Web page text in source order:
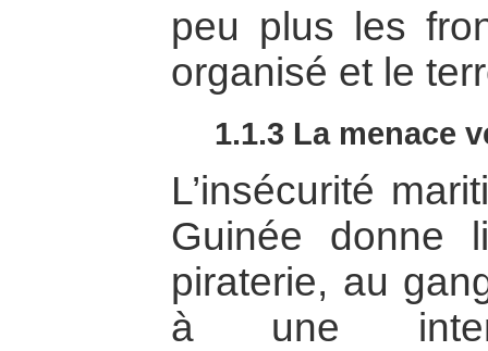
peu plus les
organisé et le
1.1.3 La menace
L’insécurité
Guinée donne
piraterie, au
à une